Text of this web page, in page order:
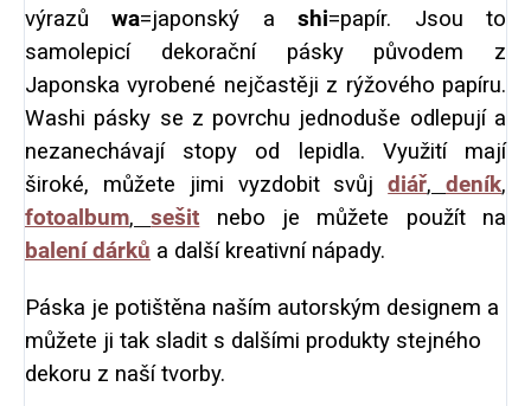
výrazůwa=japonský ashi=papír. Jsou to
samolepicí dekorační pásky původem z
Japonska vyrobené nejčastěji z rýžového papíru.
Washi pásky se z povrchu jednoduše odlepují a
nezanechávají stopy od lepidla. Využití mají
široké, můžete jimi vyzdobit svůj diář,deník,
fotoalbum,sešit
nebo je můžete použít na
balení dárků a další kreativní nápady.
Páska je potištěna naším autorským designem a
můžete ji tak sladit s dalšími produkty stejného
dekoru z naší tvorby.